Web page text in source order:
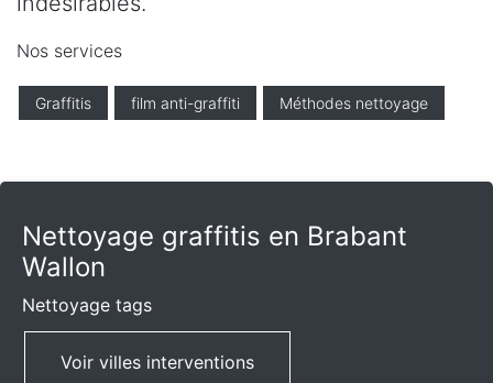
Nos services
Graffitis film anti-graffiti Méthodes nettoyage
Nettoyage graffitis en Brabant
Wallon
Nettoyage tags
Voir villes interventions